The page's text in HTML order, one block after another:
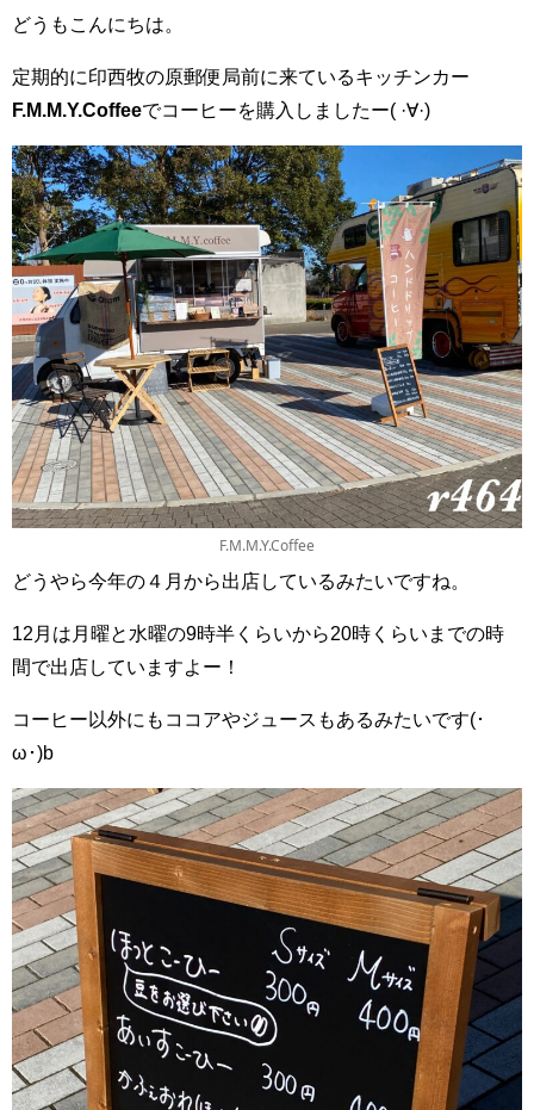
どうもこんにちは。
定期的に印西牧の原郵便局前に来ているキッチンカー
F.M.M.Y.Coffeeでコーヒーを購入しましたー( ·∀·)
F.M.M.Y.Coffee
どうやら今年の４月から出店しているみたいですね。
12月は月曜と水曜の9時半くらいから20時くらいまでの時
間で出店していますよー！
コーヒー以外にもココアやジュースもあるみたいです(･
ω･)b